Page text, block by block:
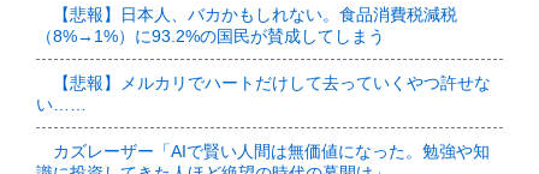
【悲報】日本人、バカかもしれない。食品消費税減税
（8%→1%）に93.2%の国民が賛成してしまう
【悲報】メルカリでハートだけして去っていくやつ許せな
い……
カズレーザー「AIで賢い人間は無価値になった。勉強や知